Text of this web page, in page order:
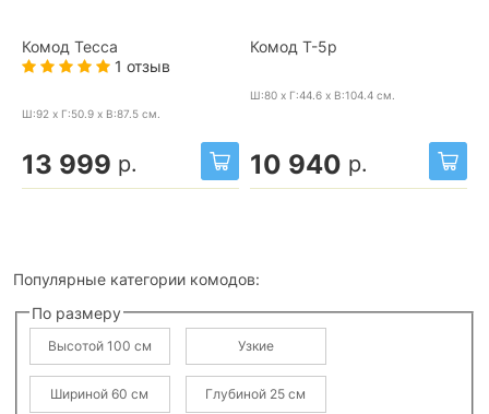
Комод Тесса
1 отзыв
Ш:92 x Г:50.9 x В:87.5 см.
13 999 р.
Комод Т-5р
Ш:80 x Г:44.6 x В:104.4 см.
10 940 р.
Популярные категории комодов:
По размеру
Высотой 100 см Узкие
Шириной 60 см Глубиной 25 см